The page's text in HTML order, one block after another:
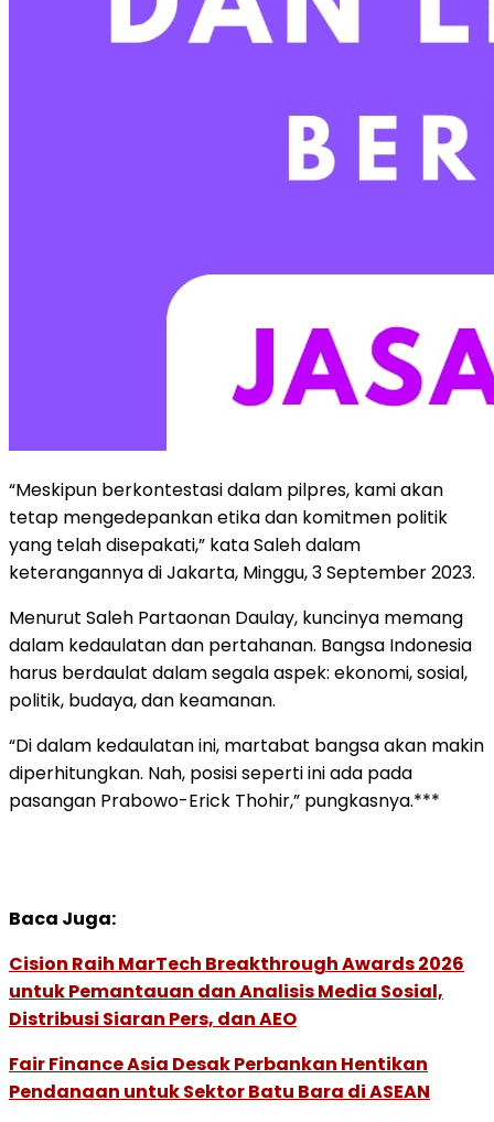
“Meskipun berkontestasi dalam pilpres, kami akan
tetap mengedepankan etika dan komitmen politik
yang telah disepakati,” kata Saleh dalam
keterangannya di Jakarta, Minggu, 3 September 2023.
Menurut Saleh Partaonan Daulay, kuncinya memang
dalam kedaulatan dan pertahanan. Bangsa Indonesia
harus berdaulat dalam segala aspek: ekonomi, sosial,
politik, budaya, dan keamanan.
“Di dalam kedaulatan ini, martabat bangsa akan makin
diperhitungkan. Nah, posisi seperti ini ada pada
pasangan Prabowo-Erick Thohir,” pungkasnya.***
Baca Juga:
Cision Raih MarTech Breakthrough Awards 2026
untuk Pemantauan dan Analisis Media Sosial,
Distribusi Siaran Pers, dan AEO
Fair Finance Asia Desak Perbankan Hentikan
Pendanaan untuk Sektor Batu Bara di ASEAN